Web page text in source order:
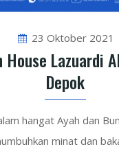
23 Oktober 2021
House Lazuardi
Depok
hangat Ayah dan
minat dan